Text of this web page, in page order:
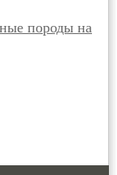
породы на